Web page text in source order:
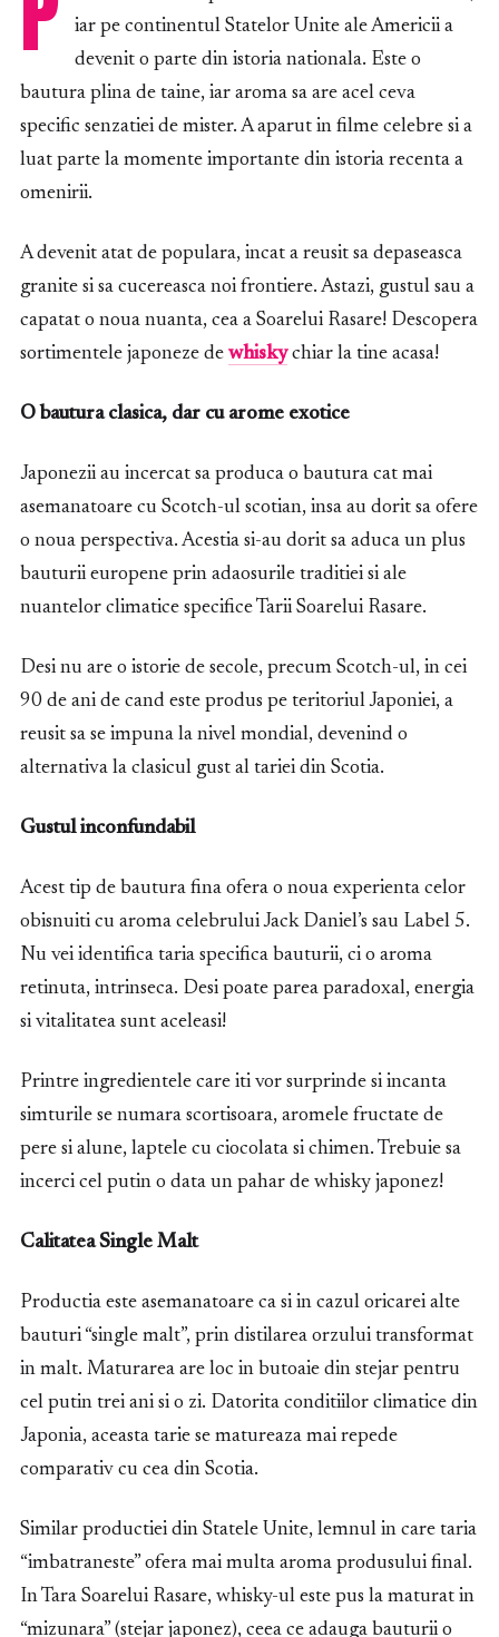
iar pe continentul Statelor Unite ale Americii a
devenit o parte din istoria nationala. Este o
bautura plina de taine, iar aroma sa are acel ceva
specific senzatiei de mister. A aparut in filme celebre si a
luat parte la momente importante din istoria recenta a
omenirii.
A devenit atat de populara, incat a reusit sa depaseasca
granite si sa cucereasca noi frontiere. Astazi, gustul sau a
capatat o noua nuanta, cea a Soarelui Rasare! Descopera
sortimentele japoneze de whiskychiar la tine acasa!
O bautura clasica, dar cu arome exotice
Japonezii au incercat sa produca o bautura cat mai
asemanatoare cu Scotch-ul scotian, insa au dorit sa ofere
o noua perspectiva. Acestia si-au dorit sa aduca un plus
bauturii europene prin adaosurile traditiei si ale
nuantelor climatice specifice Tarii Soarelui Rasare.
Desi nu are o istorie de secole, precum Scotch-ul, in cei
90 de ani de cand este produs pe teritoriul Japoniei, a
reusit sa se impuna la nivel mondial, devenind o
alternativa la clasicul gust al tariei din Scotia.
Gustul inconfundabil
Acest tip de bautura fina ofera o noua experienta celor
obisnuiti cu aroma celebrului Jack Daniel’s sau Label 5.
Nu vei identifica taria specifica bauturii, ci o aroma
retinuta, intrinseca. Desi poate parea paradoxal, energia
si vitalitatea sunt aceleasi!
Printre ingredientele care iti vor surprinde si incanta
simturile se numara scortisoara, aromele fructate de
pere si alune, laptele cu ciocolata si chimen. Trebuie sa
incerci cel putin o data un pahar de whisky japonez!
Calitatea Single Malt
Productia este asemanatoare ca si in cazul oricarei alte
bauturi “single malt”, prin distilarea orzului transformat
in malt. Maturarea are loc in butoaie din stejar pentru
cel putin trei ani si o zi. Datorita conditiilor climatice din
Japonia, aceasta tarie se matureaza mai repede
comparativ cu cea din Scotia.
Similar productiei din Statele Unite, lemnul in care taria
“imbatraneste” ofera mai multa aroma produsului final.
In Tara Soarelui Rasare, whisky-ul este pus la maturat in
“mizunara” (stejar japonez), ceea ce adauga bauturii o